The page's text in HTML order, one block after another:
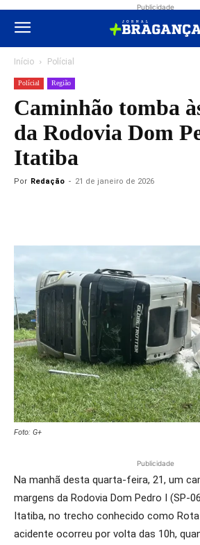
Publicidade
Início Polícial
Polícial Região
Caminhão tomba
da Rodovia Dom
Itatiba
Por Redação - 21 de janeiro de 2026
Foto: G+
Publicidade
Na manhã desta quarta-feira, 21, um
margens da Rodovia Dom Pedro I (SP-
Itatiba, no trecho conhecido como Rota
acidente ocorreu por volta das 10h,